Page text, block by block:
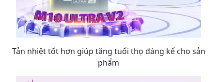
Tản nhiệt tốt hơn giúp tăng tuổi thọ đáng kể cho sản
phẩm